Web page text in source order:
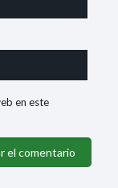
en este